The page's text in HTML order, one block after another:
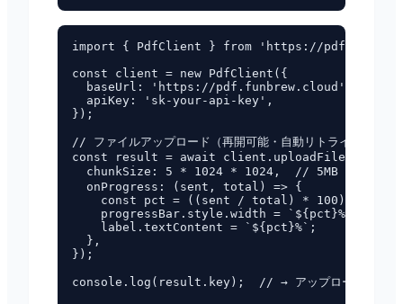
import { PdfClient } from 'https://
const client = new PdfClient({
  baseUrl: 'https://pdf.funbrew.cloud',
  apiKey: 'sk-your-api-key',
});
// ファイルアップロード（再開可能・自動リトライ付き）
const result = await client.uploadFile(file, {
  chunkSize: 5 * 1024 * 1024,  // 5MB チャンク
  onProgress: (sent, total) => {
const pct = ((sent / total) *
    progressBar.style.width = `${pct}%`;
    label.textContent = `${pct}%`;
  },
});
console.log(result.key);  // → アップロードキー（